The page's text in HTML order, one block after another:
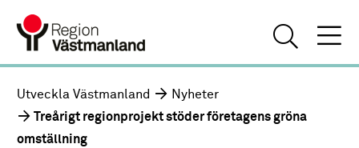
Utveckla Västmanland
Nyheter
Treårigt regionprojekt stöder företagens gröna
omställning